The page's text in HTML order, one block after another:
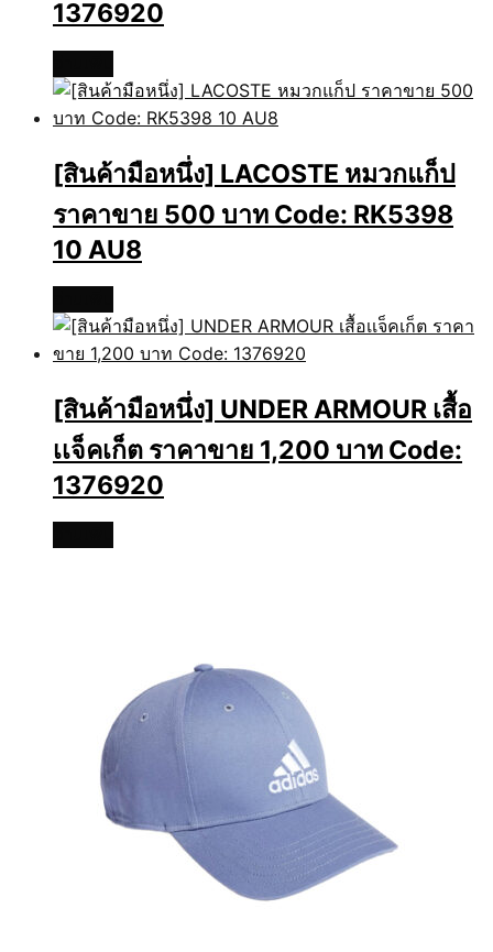
1376920
[สินค้ามือหนึ่ง] LACOSTE หมวกแก็ป
ราคาขาย 500 บาท Code: RK5398
10 AU8
[สินค้ามือหนึ่ง] UNDER ARMOUR เสื้อ
เเจ็คเก็ต ราคาขาย 1,200 บาท Code:
1376920